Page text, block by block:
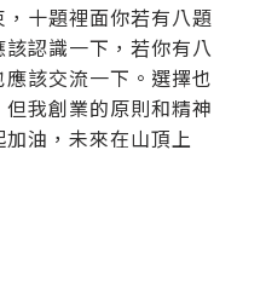
，十題裡面你若有八題
認識一下，若你有八
該交流一下。選擇也
我創業的原則和精神
油，未來在山頂上